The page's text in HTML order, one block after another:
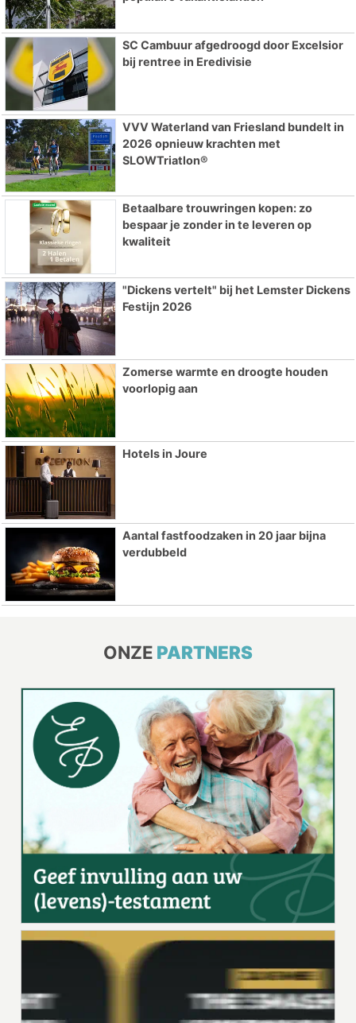
SC Cambuur afgedroogd door Excelsior
bij rentree in Eredivisie
VVV Waterland van Friesland bundelt in
2026 opnieuw krachten met
SLOWTriatlon®
Betaalbare trouwringen kopen: zo
bespaar je zonder in te leveren op
kwaliteit
"Dickens vertelt" bij het Lemster Dickens
Festijn 2026
Zomerse warmte en droogte houden
voorlopig aan
Hotels in Joure
Aantal fastfoodzaken in 20 jaar bijna
verdubbeld
ONZE PARTNERS